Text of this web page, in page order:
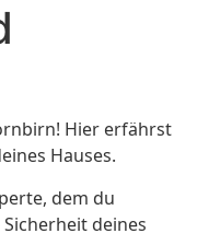
Hier erfährst
Hauses.
dem du
deines